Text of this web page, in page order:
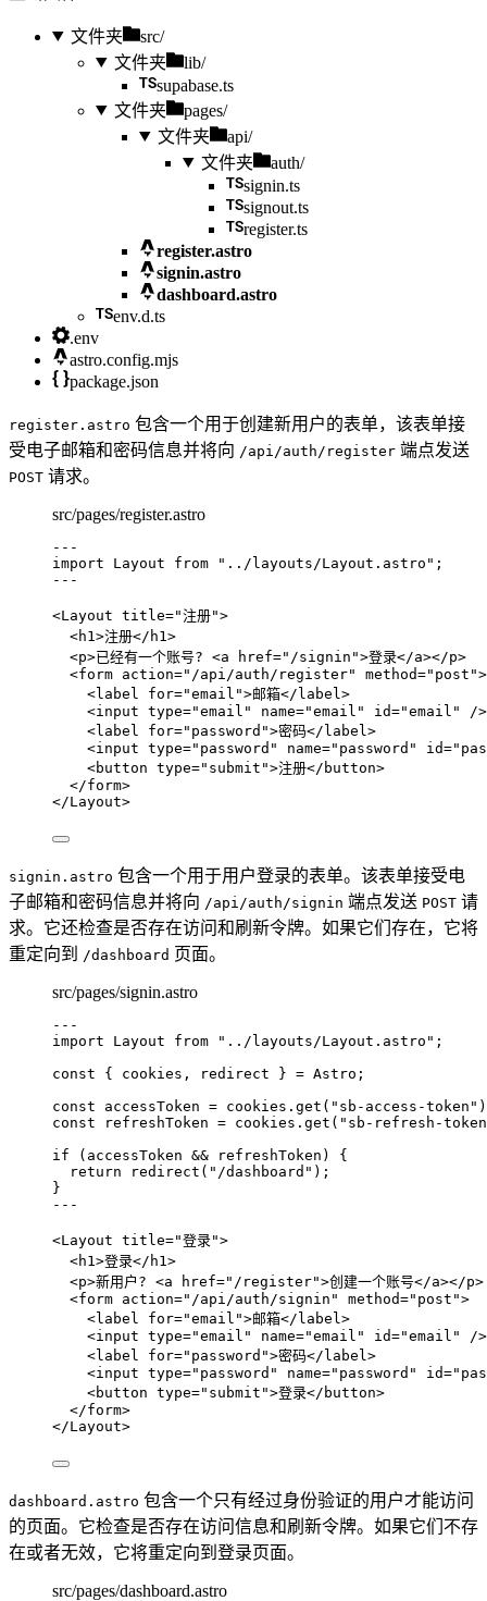
文件夹
src/
文件夹
lib/
supabase.ts
文件夹
pages/
文件夹
api/
文件夹
auth/
signin.ts
signout.ts
register.ts
register.astro
signin.astro
dashboard.astro
env.d.ts
.env
astro.config.mjs
package.json
register.astro 包含一个用于创建新用户的表单，该表单接
受电子邮箱和密码信息并将向 /api/auth/register 端点发送
POST 请求。
src/pages/register.astro
---
import Layout from " ../layouts/Layout.astro " ;
---
<Layout title="注册">
<h1 >注册</ h1 >
<p>已经有一个账号? <a href=" /signin ">登录</a></p>
<form action=" /api/auth/register" method=" post ">
<label for="email ">邮箱</ label >
<input type="email " name="email " id="email "
/>
<label for=" password ">密码</ label >
<input type=" password " name=" password " id="
<button type=" submit ">注册</ button>
</form>
</Layout>
signin.astro 包含一个用于用户登录的表单。该表单接受电
子邮箱和密码信息并将向 /api/auth/signin 端点发送 POST 请
求。它还检查是否存在访问和刷新令牌。如果它们存在，它将
重定向到
/dashboard 页面。
src/pages/signin.astro
---
import Layout from " ../layouts/Layout.astro " ;
const { cookies , redirect } = Astro;
const accessToken = cookies . get ( " sb-access-token "
const
refreshToken = cookies . get ( " sb-refresh-token
if (accessToken && refreshToken) {
return
redirect ( " /dashboard " );
}
---
<Layout title="登录">
<h1 >登录</ h1 >
<p>新用户? <a href=" /register">创建一个账号</a></p>
<form action=" /api/auth/signin " method=" post ">
<label for="email ">邮箱</ label >
<input type="email " name="email " id="email "
/>
<label for=" password ">密码</ label >
<input type=" password " name=" password " id="
<button type=" submit ">登录</ button>
</form>
</Layout>
dashboard.astro 包含一个只有经过身份验证的用户才能访问
的页面。它检查是否存在访问信息和刷新令牌。如果它们不存
在或者无效，它将重定向到登录页面。
src/pages/dashboard.astro